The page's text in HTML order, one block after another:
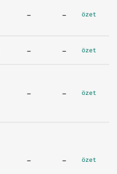
- - özet
- - özet
- - özet
- - özet